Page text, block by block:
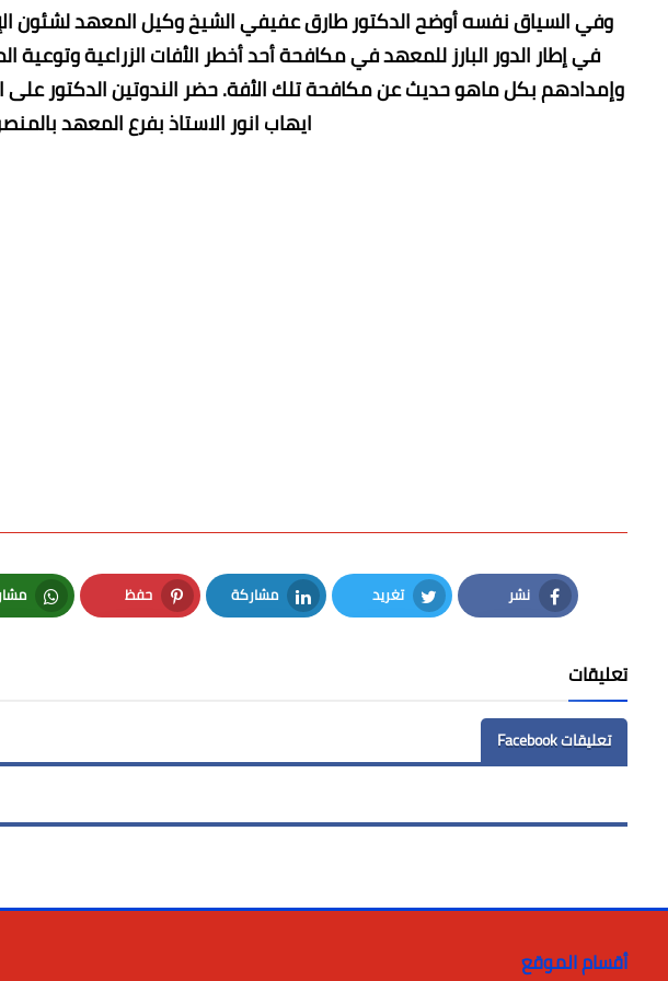
وفي السياق نفسه أوضح الدكتور طارق عفيفي الشيخ وكيل المعهد لشئون
في إطار الدور البارز للمعهد في مكافحة أحد أخطر الأفات الزراعية وتوعية
وإمدادهم بكل ماهو حديث عن مكافحة تلك الأفة. حضر الندوتين الدكتور على
ايهاب انور الاستاذ بفرع المعهد
نشر
Facebook
تغريد
Twitter
مشاركة
LinkedIn
حفظ
Pinterest
تعليقات
تعليقات Facebook
أقسام الموقع